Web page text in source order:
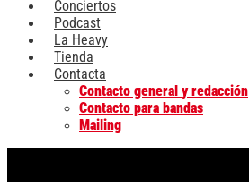
Conciertos
Podcast
La Heavy
Tienda
Contacta
Contacto general y redacción
Contacto para bandas
Mailing